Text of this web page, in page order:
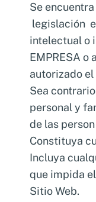
Se
legislación
intelectual o
EMPRESA o
autorizado
Sea
personal y
de las person
Constituya
Incluya
que impida
Sitio Web.